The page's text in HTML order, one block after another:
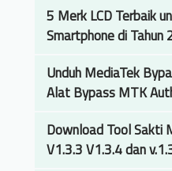
g
u
a
k
n
F
a
n
S
m
a
r
t
:
A
a
t
e
r
5 Merk LCD Terbaik
Smartphone di Tahun
Unduh MediaTek
Alat Bypass MTK
Download Tool Sakti
V1.3.3 V1.3.4 dan